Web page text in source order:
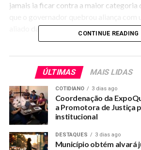
jamais ia ficar contra a maior categoria
aliado da sua base.
GOVERNADOR-EXONERA-ALIADOS-DE-
BRUNO-ALVES
UP NEXT
James Gomes se filia ao União
concorrer uma vaga na Assembleia
Luiz Carlos fala em suspender
CONTINUE READING
ÚLTIMAS MAIS LIDAS
COTIDIANO 3 dias ago
Coordenação da
a Promotora de Justiça
institucional
DESTAQUES 3 dias ago
Município obtém alvará